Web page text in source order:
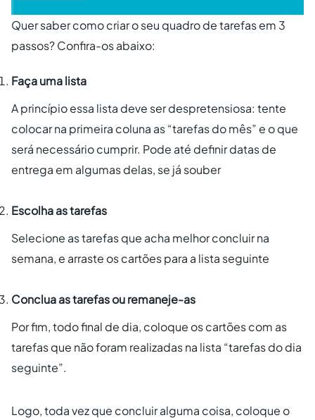
Quer saber como criar o seu quadro de tarefas em 3
passos? Confira-os abaixo:
Faça uma lista
A princípio essa lista deve ser despretensiosa: tente
colocar na primeira coluna as “tarefas do mês” e o que
será necessário cumprir. Pode até definir datas de
entrega em algumas delas, se já souber
Escolha as tarefas
Selecione as tarefas que acha melhor concluir na
semana, e arraste os cartões para a lista seguinte
Conclua as tarefas ou remaneje-as
Por fim, todo final de dia, coloque os cartões com as
tarefas que não foram realizadas na lista “tarefas do dia
seguinte”.
Logo, toda vez que concluir alguma coisa, coloque o